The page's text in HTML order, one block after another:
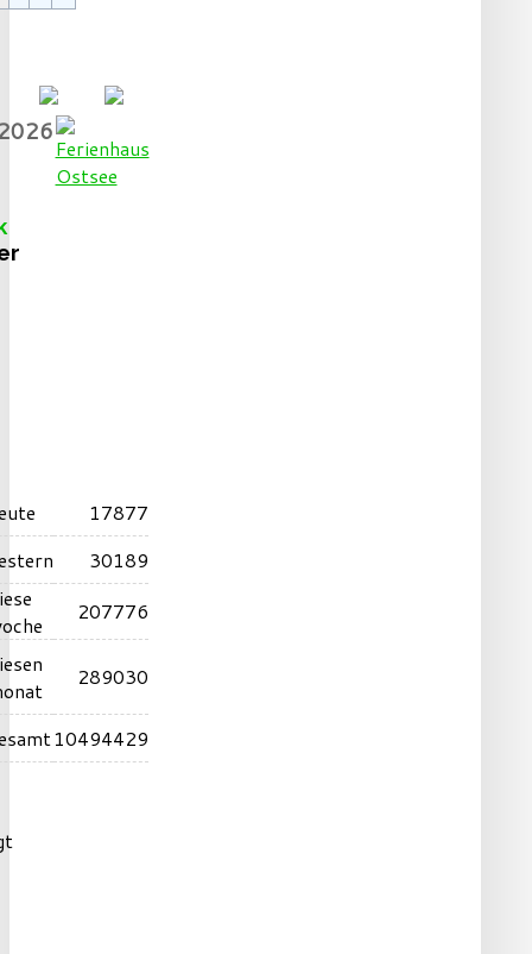
17877
30189
207776
289030
10494429